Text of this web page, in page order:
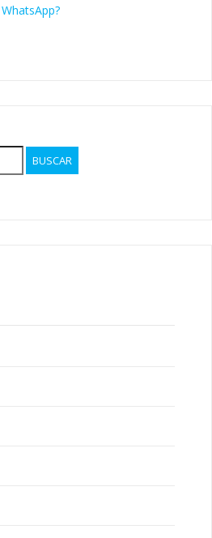
WhatsApp?